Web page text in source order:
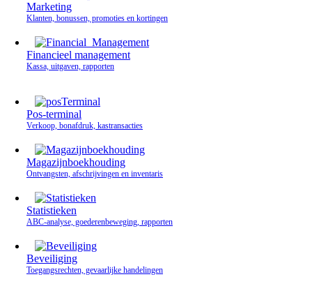
Marketing
Klanten, bonussen, promoties en kortingen
Financieel management
Kassa, uitgaven, rapporten
Pos-terminal
Verkoop, bonafdruk, kastransacties
Magazijnboekhouding
Ontvangsten, afschrijvingen en inventaris
Statistieken
ABC-analyse, goederenbeweging, rapporten
Beveiliging
Toegangsrechten, gevaarlijke handelingen